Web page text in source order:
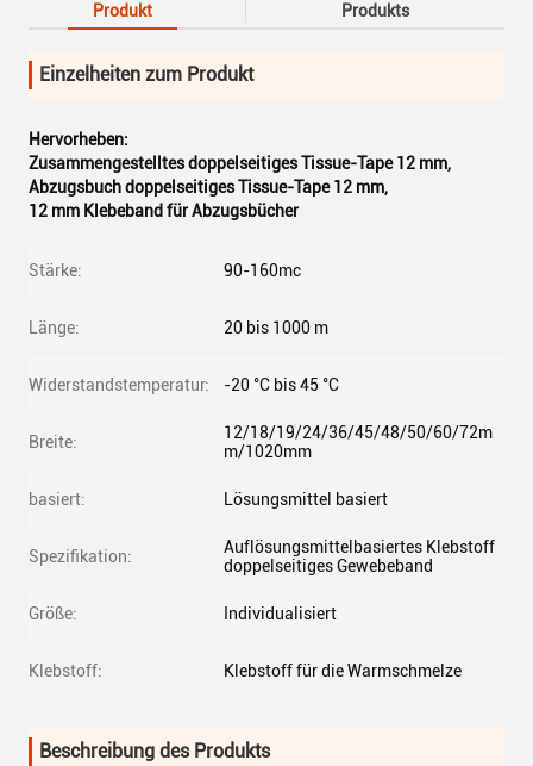
Produkt
Produkts
Einzelheiten zum Produkt
Hervorheben:
Zusammengestelltes doppelseitiges Tissue-Tape 12 mm,
Abzugsbuch doppelseitiges Tissue-Tape 12 mm,
12 mm Klebeband für Abzugsbücher
Stärke: 90-160mc
Länge: 20 bis 1000 m
Widerstandstemperatur: -20 °C bis 45 °C
Breite:
12/18/19/24/36/45/48/50/60/72m
m/1020mm
basiert: Lösungsmittel basiert
Spezifikation:
Auflösungsmittelbasiertes Klebstoff
doppelseitiges Gewebeband
Größe: Individualisiert
Klebstoff: Klebstoff für die Warmschmelze
Beschreibung des Produkts